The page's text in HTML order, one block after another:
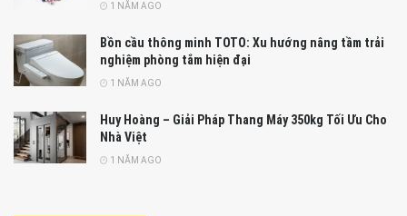
1 NĂM AGO
Bồn cầu thông minh TOTO: Xu hướng nâng tầm trải
nghiệm phòng tắm hiện đại
1 NĂM AGO
Huy Hoàng – Giải Pháp Thang Máy 350kg Tối Ưu Cho
Nhà Việt
1 NĂM AGO